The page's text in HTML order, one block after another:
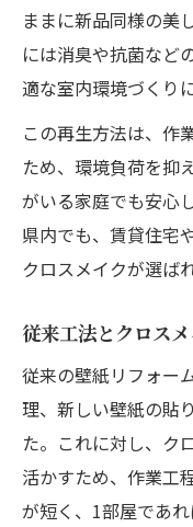
クロスメ
法
群馬県で注目集
群馬県で
地域で選
クロスメ
は
地元で人気
クロスメ
エコ志向
廃棄物ゼ
み
ままに新品同様の美
には消臭や抗菌など
適な室内環境づくり
この再生方法は、作
ため、環境負荷を抑
がいる家庭でも安心
県内でも、賃貸住宅
クロスメイクが選ば
従来工法とクロス
従来の壁紙リフォー
理、新しい壁紙の貼
た。これに対し、ク
活かすため、作業工
が短く、1部屋であ